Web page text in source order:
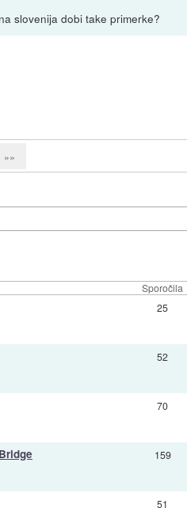
slovenija dobi take primerke?
»»
Sporočila
25
52
70
159
51